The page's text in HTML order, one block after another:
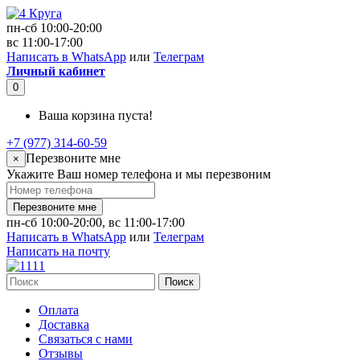
пн-сб 10:00-20:00
вс 11:00-17:00
Написать в WhatsApp или Телеграм
Личный кабинет
0
Ваша корзина пуста!
+7 (977) 314-60-59
× Перезвоните мне
Укажите Ваш номер телефона и мы перезвоним
Перезвоните мне
пн-сб 10:00-20:00, вс 11:00-17:00
Написать в WhatsApp или Телеграм
Написать на почту
Поиск
Оплата
Доставка
Связаться с нами
Отзывы